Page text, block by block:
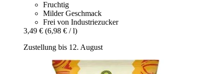
Fruchtig
Milder Geschmack
Frei von Industriezucker
3,49 € (6,98 € / l)
Zustellung bis 12. August